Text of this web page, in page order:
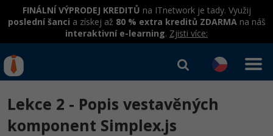
FINÁLNÍ VÝPRODEJ KREDITŮ na ITnetwork je tady. Využij
poslední šanci a získej až 80 % extra kreditů ZDARMAna náš
interaktivní e-learning. Zjisti více:
Rekvalifikace a kurzy
hrazené úřadem práce
Přihlásit se | Registrovat
Lekce 2 - Popis vestavěných
komponent Simplex.js